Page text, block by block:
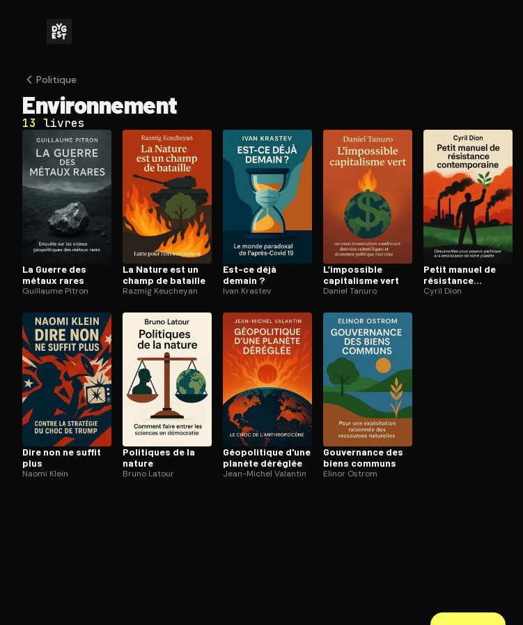
Ouvre l'app Appareil photo, pointe sur le code. C'est gratuit à l'essai.
Politique
En­vi­ron­ne­ment
13 livres
La Guerre des
métaux rares
Guillaume Pitron
La Nature est un
champ de bataille
Razmig Keucheyan
Est-ce déjà
demain ?
Ivan Krastev
L’impossible
capitalisme vert
Daniel Tanuro
Petit manuel de
résistance
contem­po­raine
Cyril Dion
Dire non ne suffit
plus
Naomi Klein
Politiques de la
nature
Bruno Latour
Géo­po­li­tique d'une
planète déréglée
Jean-Michel Valantin
Gouvernance des
biens communs
Elinor Ostrom